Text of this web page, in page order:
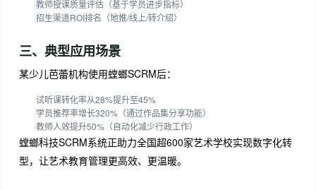
教师授课质量评估（基于学员进步指标）
招生渠道ROI排名（地推/线上/转介绍）
三、典型应用场景
某少儿芭蕾机构使用螳螂SCRM后：
试听课转化率从28%提升至45%
学员推荐率增长320%（通过作品集分享功能）
教师人效提升50%（自动化减少行政工作）
螳螂科技SCRM系统正助力全国超600家艺术学校实现数字化转
型，让艺术教育管理更高效、更温暖。